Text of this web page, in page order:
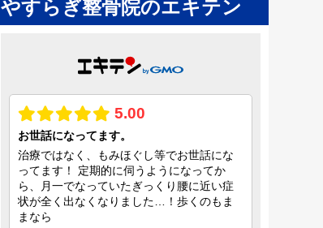
やすらぎ整骨院のエキテン